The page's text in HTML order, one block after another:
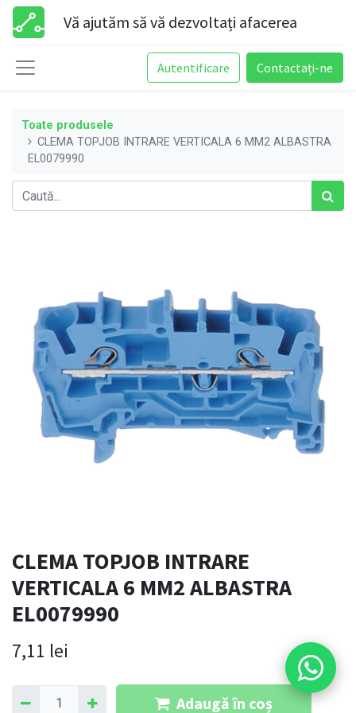
Vă ajutăm să vă dezvoltați afacerea
Autentificare Contactați-ne
Toate produsele
CLEMA TOPJOB INTRARE VERTICALA 6 MM2 ALBASTRA
EL0079990
CLEMA TOPJOB INTRARE
VERTICALA 6 MM2 ALBASTRA
EL0079990
7,11 lei
Adaugă în coș